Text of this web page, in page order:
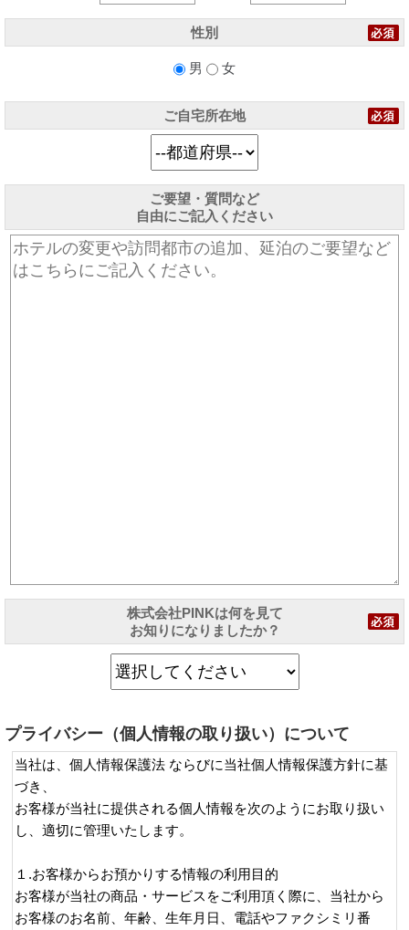
性別
男 女
ご自宅所在地
ご要望・質問など
自由にご記入ください
株式会社PINKは何を見て
お知りになりましたか？
プライバシー（個人情報の取り扱い）について